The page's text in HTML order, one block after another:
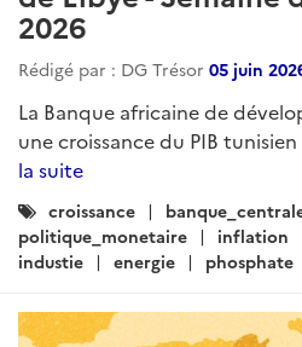
2026
Rédigé par : DG Trésor 05 juin
La Banque africaine de
une croissance du PIB tunisien
la suite
Catégories
:
croissance
politique_monetaire
inflation
industie
energie phosphate